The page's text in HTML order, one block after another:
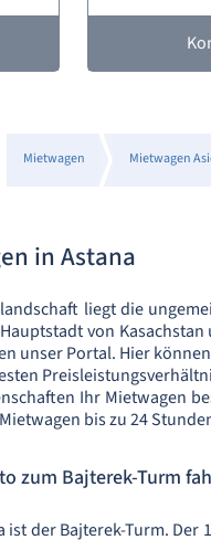
Mietwagen Mietwagen
in Astana
liegt die
von
unser Portal. Hier
Ihr Mietwagen
bis zu 24
zum Bajterek-Turm
ist der Bajterek-Turm.